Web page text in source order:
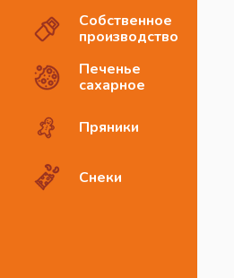
Собственное
производство
Печенье
сахарное
Пряники
Снеки